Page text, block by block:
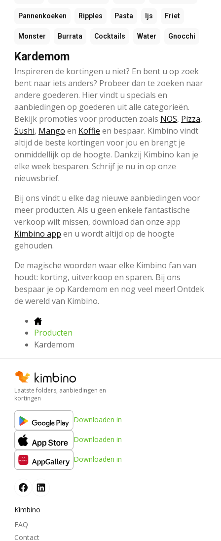
Pannenkoeken Ripples Pasta Ijs Friet
Monster Burrata Cocktails Water Gnocchi
Kardemom
Inspireren de kortingen u niet? En bent u op zoek
bent naar iets anders? Probeer dan te zoeken naar
andere goederen. Hier vindt u specials en
aanbiedingen op goederen uit alle categorieën.
Bekijk promoties voor producten zoals NOS, Pizza,
Sushi, Mango en Koffie en bespaar. Kimbino vindt
altijd de beste kortingen voor jou en brengt je
onmiddellijk op de hoogte. Dankzij Kimbino kan je
elke week besparen. Schrijf je nu in op onze
nieuwsbrief.
Bij ons vindt u elke dag nieuwe aanbiedingen voor
meer producten. Als u geen enkele fantastische
verkoop wilt missen, download dan onze app
Kimbino app en u wordt altijd op de hoogte
gehouden.
De magische woorden waar elke Kimbino fan van
houdt: korting, uitverkoop en sparen. Bij ons
bespaar je op Kardemom en nog veel meer! Ontdek
de wereld van Kimbino.
Producten
Kardemom
Laatste folders, aanbiedingen en
kortingen
Downloaden in
Downloaden in
Downloaden in
Kimbino
FAQ
Contact